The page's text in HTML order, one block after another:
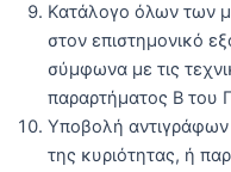
Κατάλογο όλων των
στον επιστημονικό
σύμφωνα με τις
παραρτήματος Β του
Υποβολή
της κυριότητας, ή